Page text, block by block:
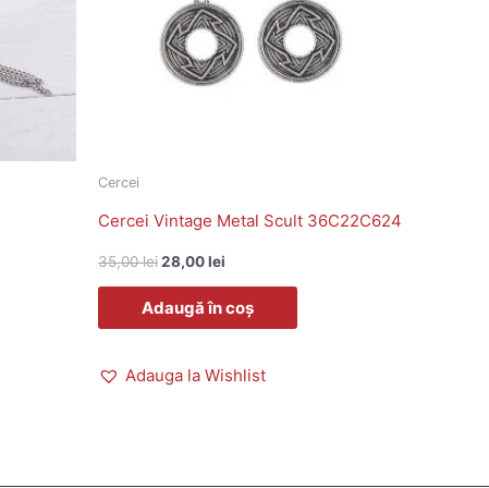
Cercei
Cercei Vintage Metal Scult 36C22C624
35,00lei28,00lei
Adaugă în coș
Adauga la Wishlist